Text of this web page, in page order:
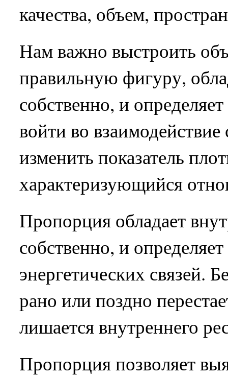
качества, объем,
Нам важно выстроить
правильную фигуру,
собственно, и
войти во
изменить показатель
характеризующийся
Пропорция обладает
собственно, и
энергетических связей.
рано или поздно
лишается внутреннего
Пропорция позволяет